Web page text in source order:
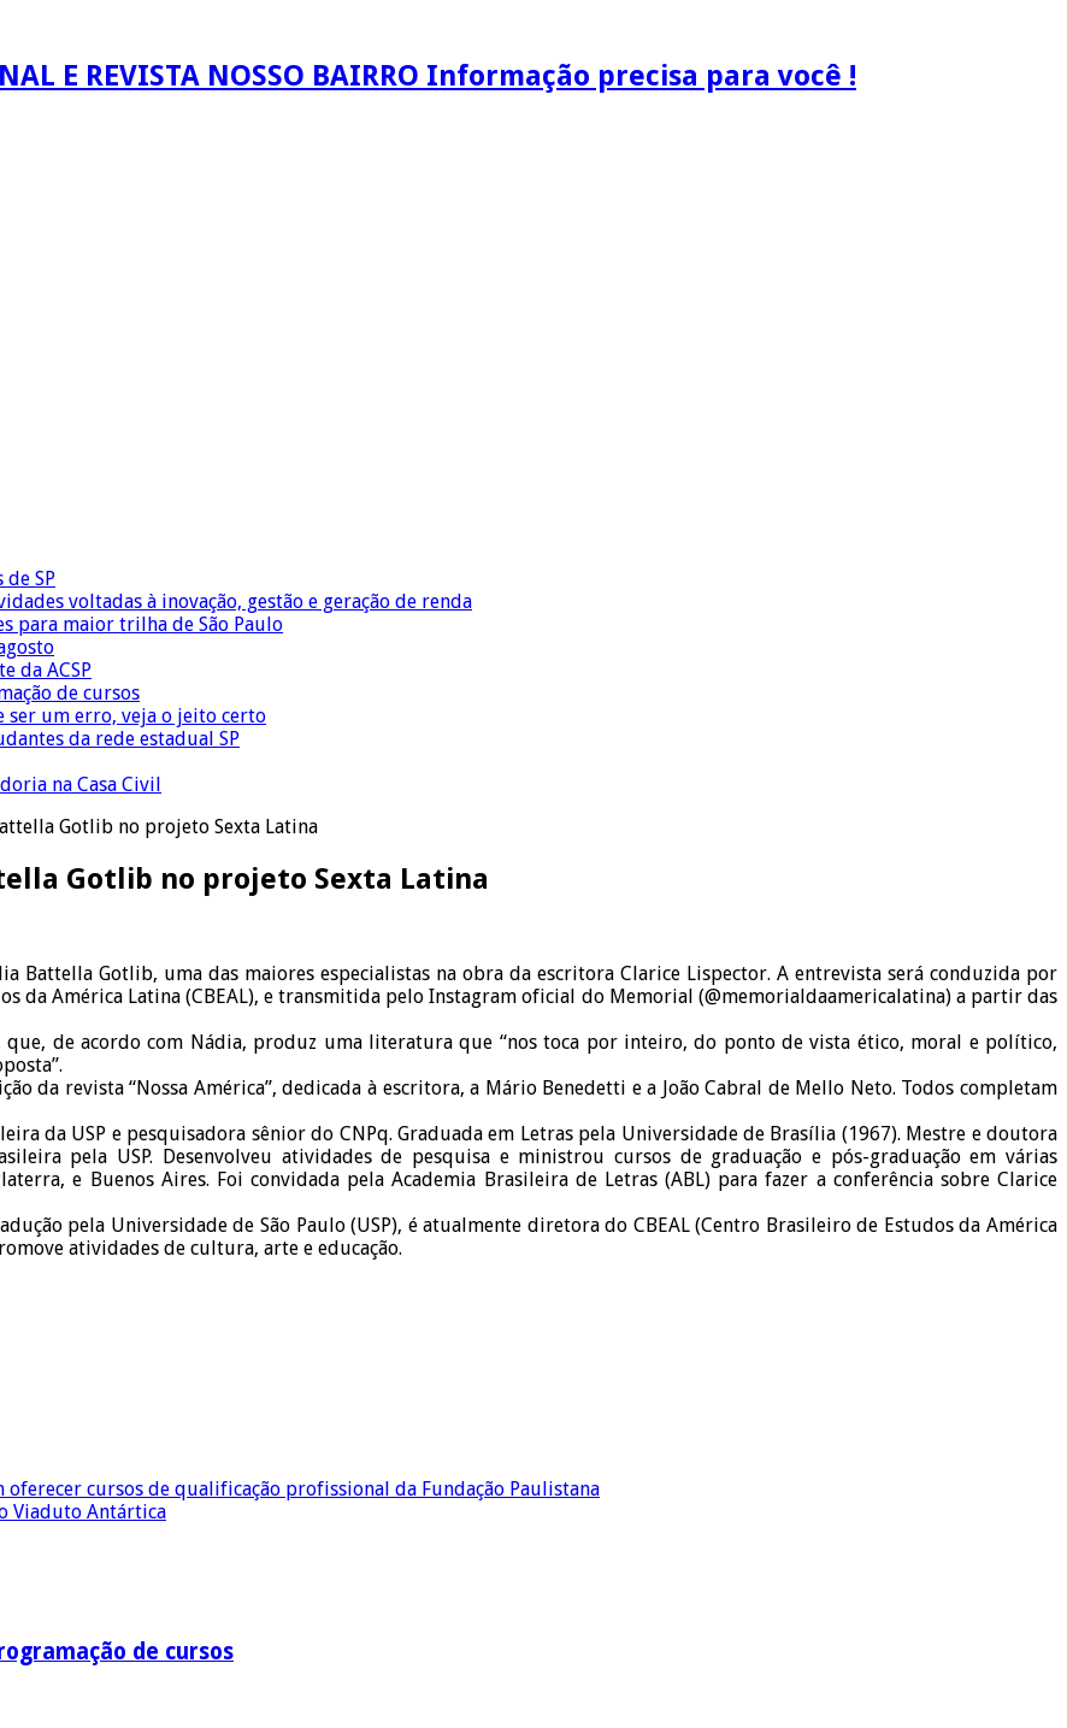
E REVISTA NOSSO BAIRRO Informação precisa para você !
SP
voltadas à inovação, gestão e geração de renda
para maior trilha de São Paulo
da ACSP
de cursos
ser um erro, veja o jeito certo
da rede estadual SP
na Casa Civil
Gotlib no projeto Sexta Latina
Gotlib no projeto Sexta Latina
Battella Gotlib, uma das maiores especialistas na obra da escritora Clarice Lispector. A entrevista será conduzida por
da América Latina (CBEAL), e transmitida pelo Instagram oficial do Memorial (@memorialdaamericalatina) a partir das
de acordo com Nádia, produz uma literatura que “nos toca por inteiro, do ponto de vista ético, moral e político,
da revista “Nossa América”, dedicada à escritora, a Mário Benedetti e a João Cabral de Mello Neto. Todos completam
da USP e pesquisadora sênior do CNPq. Graduada em Letras pela Universidade de Brasília (1967). Mestre e doutora
pela USP. Desenvolveu atividades de pesquisa e ministrou cursos de graduação e pós-graduação em várias
e Buenos Aires. Foi convidada pela Academia Brasileira de Letras (ABL) para fazer a conferência sobre Clarice
pela Universidade de São Paulo (USP), é atualmente diretora do CBEAL (Centro Brasileiro de Estudos da América
atividades de cultura, arte e educação.
cursos de qualificação profissional da Fundação Paulistana
Viaduto Antártica
de cursos